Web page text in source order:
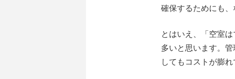
確保するためにも、
とはいえ、「空室は
多いと思います。
してもコストが膨